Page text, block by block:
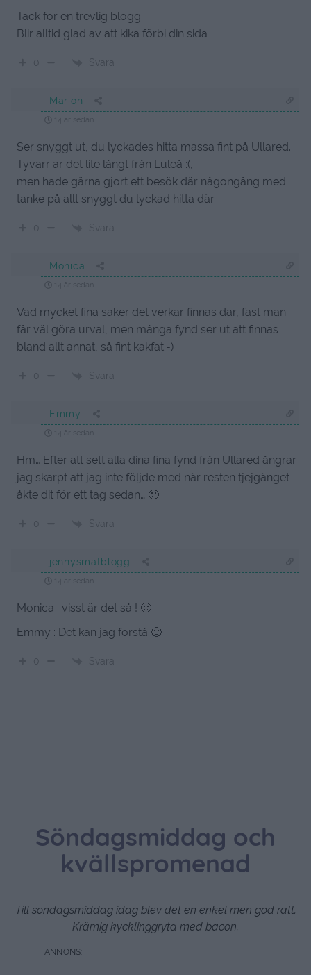
Tack för en trevlig blogg.
Blir alltid glad av att kika förbi din sida
0 Svara
Marion
14 år sedan
Ser snyggt ut, du lyckades hitta massa fint på Ullared.
Tyvärr är det lite långt från Luleå :(,
men hade gärna gjort ett besök där någongång med
tanke på allt snyggt du lyckad hitta där.
0 Svara
Monica
14 år sedan
Vad mycket fina saker det verkar finnas där, fast man
får väl göra urval, men många fynd ser ut att finnas
bland allt annat, så fint kakfat:-)
0 Svara
Emmy
14 år sedan
Hm… Efter att sett alla dina fina fynd från Ullared ångrar
jag skarpt att jag inte följde med när resten tjejgänget
åkte dit för ett tag sedan… 🙂
0 Svara
jennysmatblogg
14 år sedan
Monica : visst är det så ! 🙂
Emmy : Det kan jag förstå 🙂
0 Svara
Söndagsmiddag och
kvällspromenad
Till söndagsmiddag idag blev det en enkel men god rätt.
Krämig kycklinggryta med bacon.